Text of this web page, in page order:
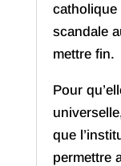
catholique
scandale
mettre fin.
Pour
que
permettre